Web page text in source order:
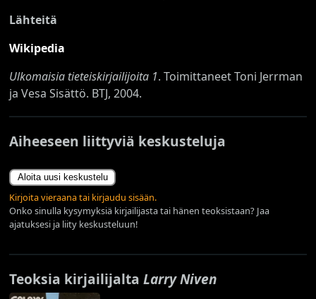
Lähteitä
Wikipedia
Ulkomaisia tieteiskirjailijoita 1. Toimittaneet Toni Jerrman
ja Vesa Sisättö. BTJ, 2004.
Aiheeseen liittyviä keskusteluja
Aloita uusi keskustelu
Kirjoita vieraana tai kirjaudu sisään.
Onko sinulla kysymyksiä kirjailijasta tai hänen teoksistaan? Jaa
ajatuksesi ja liity keskusteluun!
Teoksia kirjailijaltaLarry Niven